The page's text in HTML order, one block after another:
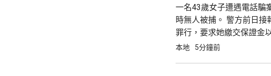
一名43歲女子遭遇電話騙
時無人被捕。 警方前日
罪行，要求她繳交保證金
6894萬元至騙徒指定的銀
本地 5分鐘前